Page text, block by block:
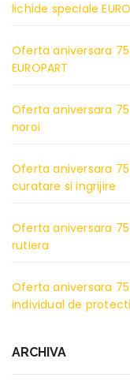
lichide speciale
Oferta aniversara
EUROPART
Oferta aniversara
noroi
Oferta aniversara
curatare si ingrijire
Oferta aniversara
rutiera
Oferta aniversara
individual de
ARCHIVA